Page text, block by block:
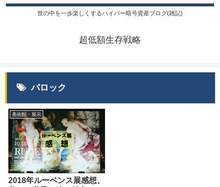
世の中を一歩楽しくするハイパー暗号資産ブログ(雑記)
超低額生存戦略
バロック
美術館・展示
2018年ルーベンス展感想、